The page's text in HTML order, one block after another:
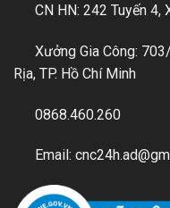
CN HN: 242 Tuyến 4,
Xưởng Gia Công:
Rịa, TP. Hồ Chí Minh
0868.460.260
Email: